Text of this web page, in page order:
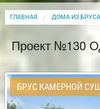
ГЛАВНАЯ ДОМА ИЗ БРУСА
Проект №130
БРУС КАМЕРНОЙ